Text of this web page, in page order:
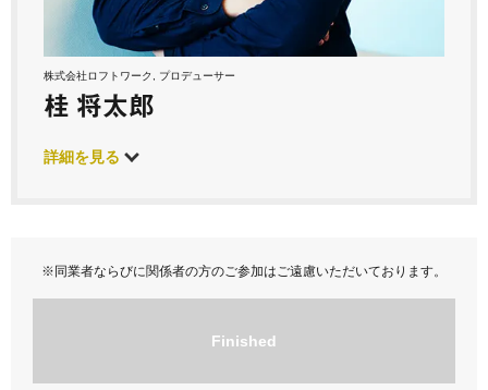
株式会社ロフトワーク, プロデューサー
桂 将太郎
詳細を見る
※同業者ならびに関係者の方のご参加はご遠慮いただいております。
Finished